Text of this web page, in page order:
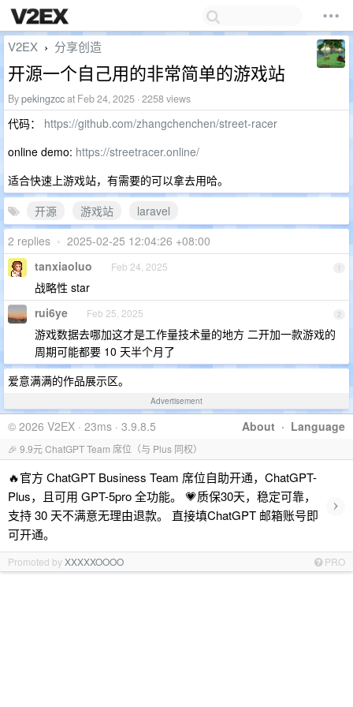
V2EX › 分享创造
开源一个自己用的非常简单的游戏站
Bypekingzccat Feb 24, 2025 · 2258 views
代码： https://github.com/zhangchenchen/street-racer
online demo: https://streetracer.online/
适合快速上游戏站，有需要的可以拿去用哈。
开源
游戏站
laravel
2 replies • 2025-02-25 12:04:26 +08:00
1
tanxiaoluo Feb 24, 2025
战略性 star
2
rui6ye Feb 25, 2025
游戏数据去哪加这才是工作量技术量的地方 二开加一款游戏的
周期可能都要 10 天半个月了
爱意满满的作品展示区。
Advertisement
About · Language
© 2026 V2EX · 23ms · 3.9.8.5
🎉 9.9元 ChatGPT Team 席位（与 Plus 同权）
🔥官方 ChatGPT Business Team 席位自助开通，ChatGPT-
Plus，且可用 GPT-5pro 全功能。 💗质保30天，稳定可靠，
支持 30 天不满意无理由退款。 直接填ChatGPT 邮箱账号即
可开通。
›
Promoted byXXXXXOOOO PRO